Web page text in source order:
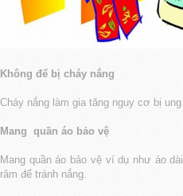
Không để bị cháy nắng
Cháy nắng làm gia tăng nguy cơ bị
Mang quần áo bảo vệ
Mang quần áo bảo vệ ví dụ như áo
râm để tránh nắng.